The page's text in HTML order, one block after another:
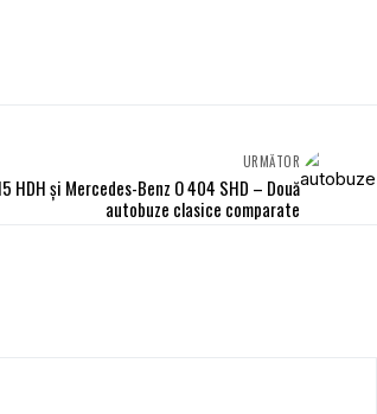
URMĂTOR
HDH și Mercedes-Benz O 404 SHD – Două
autobuze clasice comparate